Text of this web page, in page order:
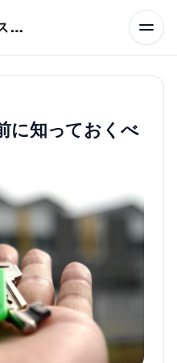
【看護師愛用率No1】ナースリーで人気の商品はコレ
に知っておくべ